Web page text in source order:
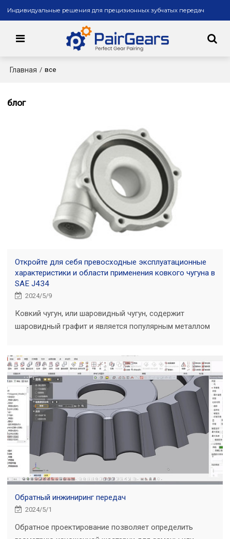
Индивидуальные решения для прецизионных зубчатых передач
Главная / все
блог
Откройте для себя превосходные эксплуатационные
характеристики и области применения ковкого чугуна в
SAE J434
2024/5/9
Ковкий чугун, или шаровидный чугун, содержит
шаровидный графит и является популярным металлом
Обратный инжиниринг передач
2024/5/1
Обратное проектирование позволяет определить